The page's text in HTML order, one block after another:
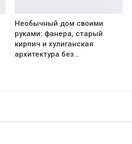
Необычный дом своими
руками: фанера, старый
кирпич и хулиганская
архитектура без…